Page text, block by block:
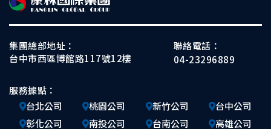
集團總部地址：
台中市西區博館路117號12樓
聯絡電話：
04-23296889
服務據點：
台北公司
桃園公司 新竹公司
台中公司
彰化公司
南投公司 台南公司 高雄公司